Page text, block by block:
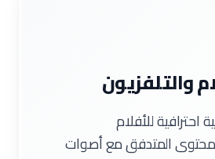
والتلفزيون
احترافية للأفلام
المتدفق مع أصوات